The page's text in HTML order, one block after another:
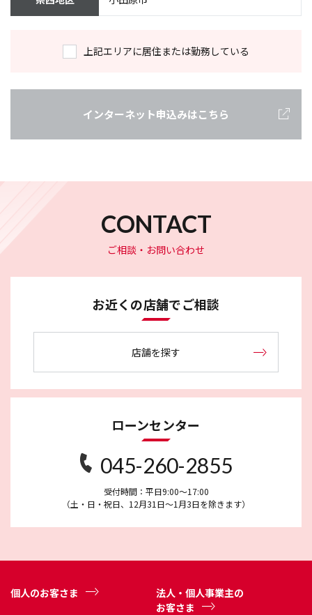
上記エリアに居住または勤務している
インターネット申込みはこちら
CONTACT
ご相談・お問い合わせ
お近くの店舗でご相談
店舗を探す
ローンセンター
045-260-2855
受付時間：平日9:00～17:00
（土・日・祝日、12月31日～1月3日を除きます）
個人のお客さま
法人・個人事業主の
お客さま